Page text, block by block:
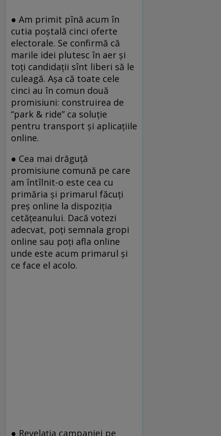
● Am primit pînă acum în
cutia poștală cinci oferte
electorale. Se confirmă că
marile idei plutesc în aer și
toți candidații sînt liberi să le
culeagă. Așa că toate cele
cinci au în comun două
promisiuni: construirea de
“park & ride” ca soluție
pentru transport și aplicațiile
online.
● Cea mai drăguță
promisiune comună pe care
am întîlnit-o este cea cu
primăria și primarul făcuți
preș online la dispoziția
cetățeanului. Dacă votezi
adecvat, poți semnala gropi
online sau poți afla online
unde este acum primarul și
ce face el acolo.
● Revelația campaniei pe